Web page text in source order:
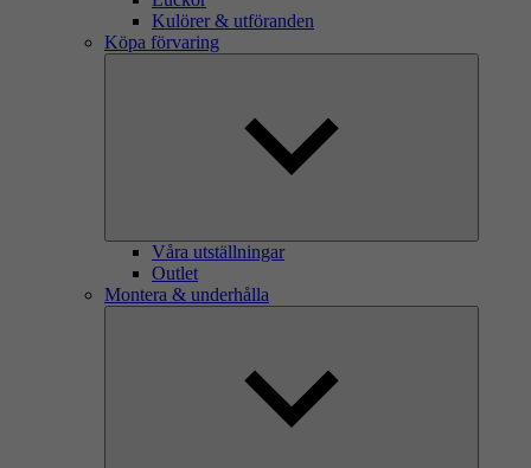
Kulörer & utföranden
Köpa förvaring
Våra utställningar
Outlet
Montera & underhålla